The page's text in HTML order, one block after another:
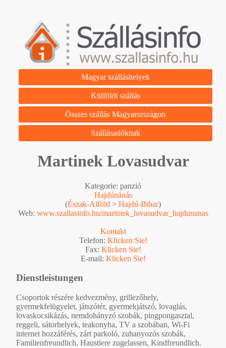
Magyar szálláshelyek
Külföldi szállás
Összes szállás Magyarországon
Szállásadóknak
Martinek Lovasudvar
Kategorie: panzió
Hajdúnánás
(Észak-Alföld > Hajdú-Bihar)
Web: www.szallasinfo.hu/martinek_lovasudvar_hajdunanas
Kontakt
Telefon: Klicken Sie!
Fax: Klicken Sie!
E-mail: Klicken Sie!
Dienstleistungen
Csoportok részére kedvezmény, grillezőhely,
gyermekfelügyelet, játszótér, gyermekjátszó, lovaglás,
lovaskocsikázás, nemdohányzó szobák, pingpongasztal,
reggeli, sátorhelyek, teakonyha, TV a szobában, Wi-Fi
internet hozzáférés, zárt parkoló, zuhanyozós szobák,
Familienfreundlich, Haustiere zugelassen, Kindfreundlich.